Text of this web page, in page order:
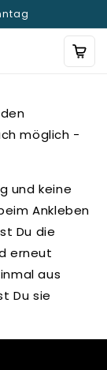
möglich -
und keine
Ankleben
Du die
erneut
aus
Du sie